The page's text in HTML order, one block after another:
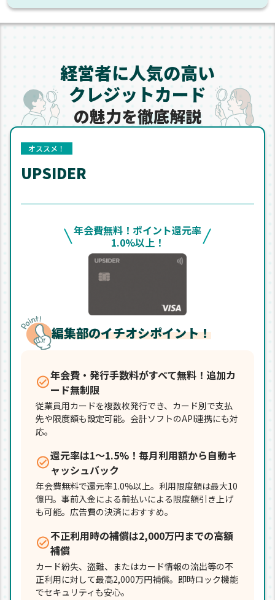
経営者に人気の高い
クレジットカード
の魅力を徹底解説
オススメ！
UPSIDER
年会費無料！ポイント還元率
1.0%以上！
編集部のイチオシポイント！
年会費・発行手数料がすべて無料！追加カ
ード無制限
従業員用カードを複数枚発行でき、カード別で支払
先や限度額も設定可能。会計ソフトのAPI連携にも対
応。
還元率は1～1.5%！毎月利用額から自動キ
ャッシュバック
年会費無料で還元率1.0%以上。利用限度額は最大10
億円。事前入金による前払いによる限度額引き上げ
も可能。広告費の決済におすすめ。
不正利用時の補償は2,000万円までの高額
補償
カード紛失、盗難、またはカード情報の流出等の不
正利用に対して最高2,000万円補償。即時ロック機能
でセキュリティも安心。